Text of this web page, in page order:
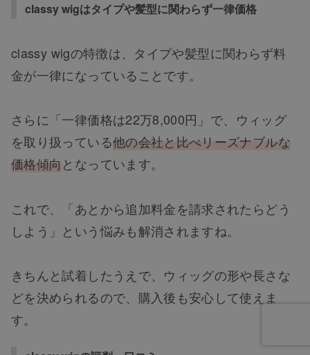
classy wigはタイプや髪型に関わらず一律価格
classy wigの特徴は、タイプや髪型に関わらず料
金が一律になっていることです。
さらに「一律価格は22万8,000円」で、ウィッグ
を取り扱っている他の会社と比べリーズナブルな
価格傾向 となっています。
これで、「あとから追加料金を請求されたらどう
しよう」という悩みも解消されますね。
きちんと試着したうえで、ウィッグの形や長さな
どを決められるので、購入後も安心して使えま
す。